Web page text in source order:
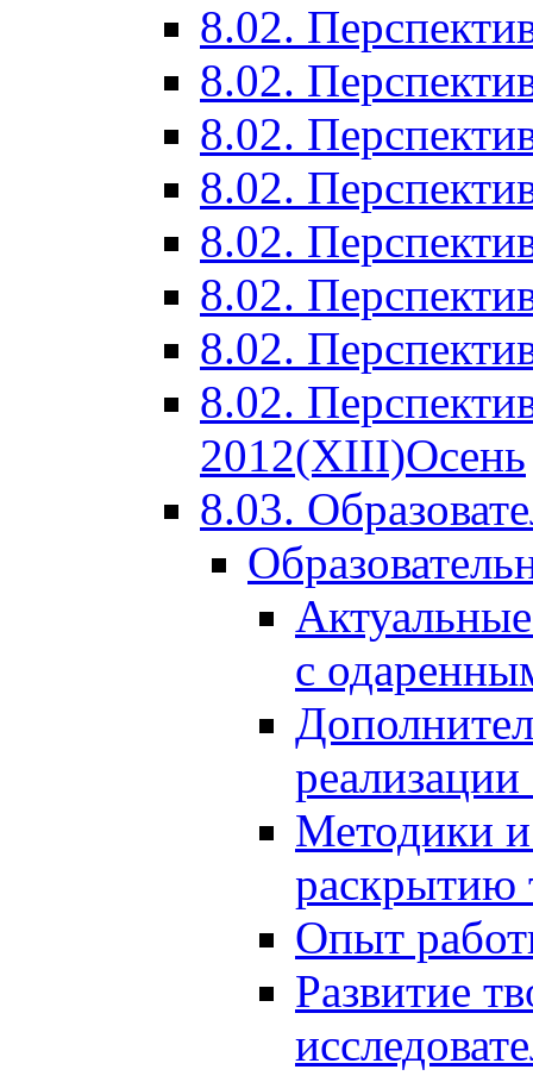
8.02.
8.02.
8.02.
8.02.
8.02.
8.02.
8.02.
8.02.
2012(XIII)Осень
8.03.
с
Методики
раскрытию
Опыт
Развитие